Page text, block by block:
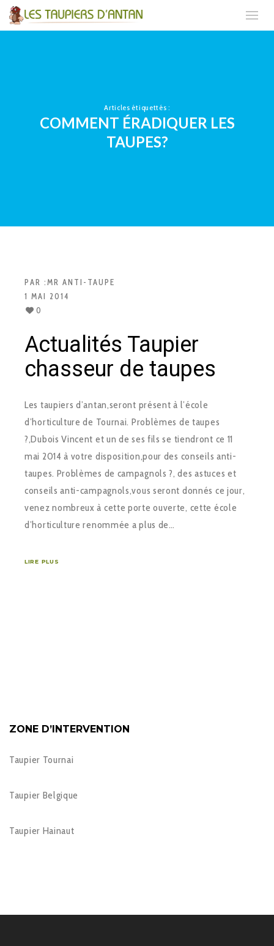
Articles étiquettés :
COMMENT ÉRADIQUER LES
TAUPES?
PAR :MR ANTI-TAUPE
1 MAI 2014
0
Actualités Taupier
chasseur de taupes
Les taupiers d’antan,seront présent à l’école
d’horticulture de Tournai. Problèmes de taupes
?,Dubois Vincent et un de ses fils se tiendront ce 11
mai 2014 à votre disposition,pour des conseils anti-
taupes. Problèmes de campagnols ?, des astuces et
conseils anti-campagnols,vous seront donnés ce jour,
venez nombreux à cette porte ouverte, cette école
d’horticulture renommée a plus de…
LIRE PLUS
ZONE D’INTERVENTION
Taupier Tournai
Taupier Belgique
Taupier Hainaut